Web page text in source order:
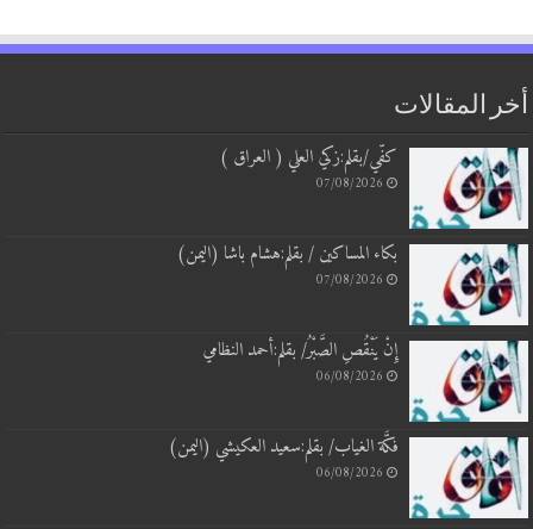
المقالات
كفّي/بقلم:زكي العلي ( العراق )
07/08/2026
بكاء المساكين / بقلم:هشام باشا (اليمن)
07/08/2026
إِنْ يَنْقُصِ الصَّبْرُ/ بقلم:أحمد النظامي
06/08/2026
فكَّة الغياب/ بقلم:سعيد العكيشي (اليمن)
06/08/2026